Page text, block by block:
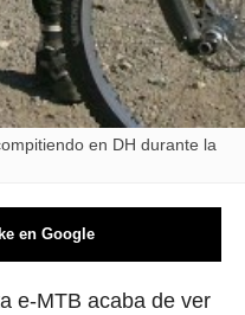
en DH durante la
en Google
e-MTB acaba de ver